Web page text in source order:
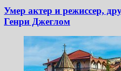
Умер актер и режиссер,
Генри Джеглом